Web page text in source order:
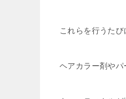
これらを行うたび
ヘアカラー剤やパ